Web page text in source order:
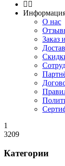
О нас
Заказ
1
3209
Категории